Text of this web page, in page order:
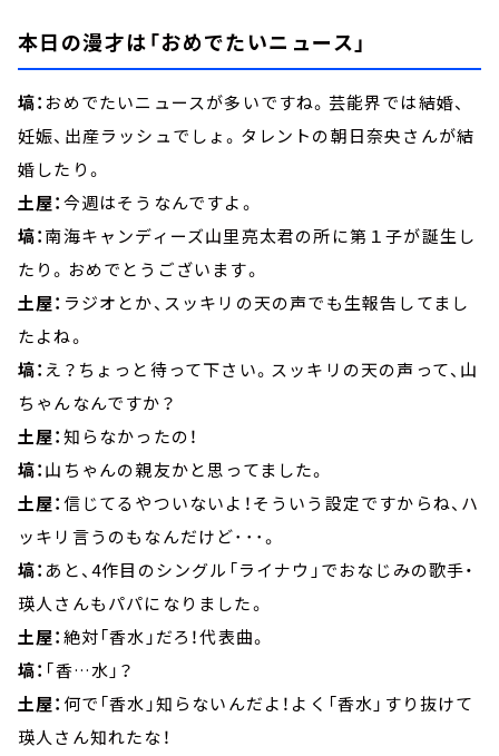
本日の漫才は「おめでたいニュース」
塙： おめでたいニュースが多いですね。芸能界では結婚、
妊娠、出産ラッシュでしょ。タレントの朝日奈央さんが結
婚したり。
土屋：今週はそうなんですよ。
塙：南海キャンディーズ山里亮太君の所に第１子が誕生し
たり。おめでとうございます。
土屋： ラジオとか、スッキリの天の声でも生報告してまし
たよね。
塙： え？ちょっと待って下さい。スッキリの天の声って、山
ちゃんなんですか？
土屋：知らなかったの！
塙：山ちゃんの親友かと思ってました。
土屋：信じてるやついないよ！そういう設定ですからね、ハ
ッキリ言うのもなんだけど･･･。
塙： あと、4作目のシングル「ライナウ」でおなじみの歌手・
瑛人さんもパパになりました。
土屋：絶対「香水」だろ！代表曲。
塙： 「香…水」？
土屋： 何で「香水」知らないんだよ！よく「香水」すり抜けて
瑛人さん知れたな！